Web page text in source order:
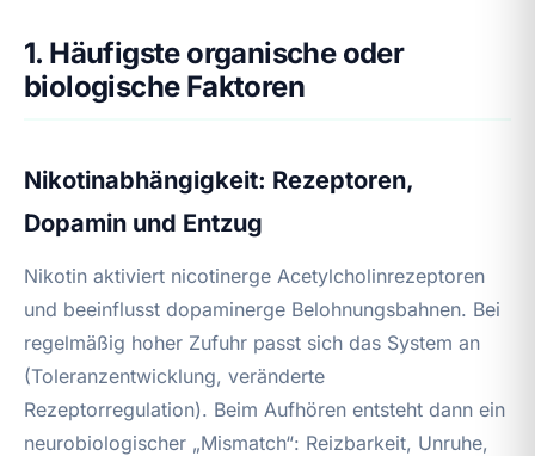
1. Häufigste organische oder
biologische Faktoren
Nikotinabhängigkeit: Rezeptoren,
Dopamin und Entzug
Nikotin aktiviert nicotinerge Acetylcholinrezeptoren
und beeinflusst dopaminerge Belohnungsbahnen. Bei
regelmäßig hoher Zufuhr passt sich das System an
(Toleranzentwicklung, veränderte
Rezeptorregulation). Beim Aufhören entsteht dann ein
neurobiologischer „Mismatch“: Reizbarkeit, Unruhe,